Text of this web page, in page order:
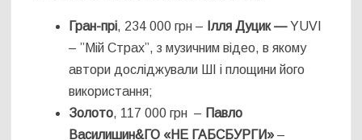
Гран-прі, 234 000 грн – Ілля Дуцик —YUVI
– ”Мій Страх”, з музичним відео, в якому
автори досліджували ШІ і площини його
використання;
Золото, 117 000 грн – Павло
Василишин&ГО «НЕ ГАБСБУРГИ»–